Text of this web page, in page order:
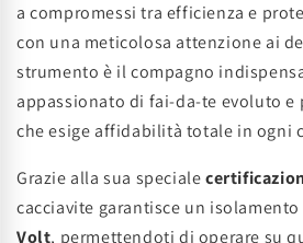
a compromessi tra efficienza e
con una meticolosa attenzione ai
strumento è il compagno
appassionato di fai-da-te evoluto e
che esige affidabilità totale in ogni
Grazie alla sua speciale
cacciavite garantisce un
Volt, permettendoti di operare su